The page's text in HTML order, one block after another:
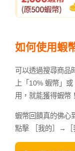
如何使用蝦
可以透過搜尋商品
上「10% 蝦幣」
用，就能獲得蝦幣！
蝦幣回饋真的佛心
點擊 ［我的］→［